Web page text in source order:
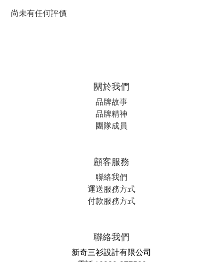
尚未有任何評價
關於我們
品牌故事
品牌精神
團隊成員
顧客服務
聯絡我們
運送服務方式
付款服務方式
聯絡我們
新奇三衫設計有限公司